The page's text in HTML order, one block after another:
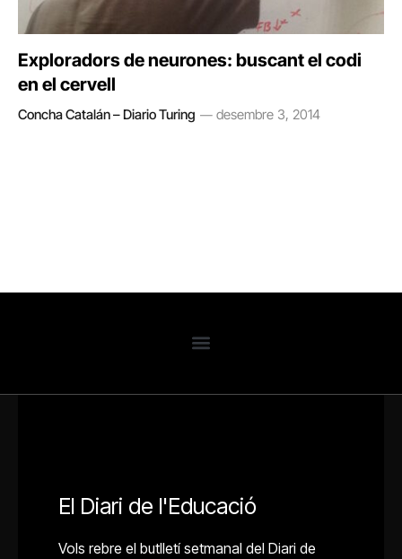
Exploradors de neurones: buscant el codi
en el cervell
Concha Catalán – Diario Turing desembre 3, 2014